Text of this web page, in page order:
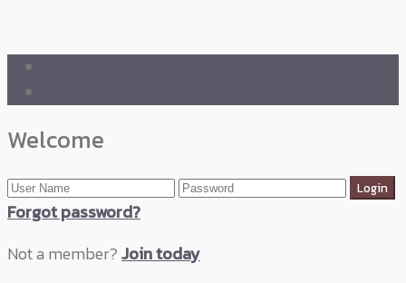
Welcome
Forgot password?
Not a member?Join today